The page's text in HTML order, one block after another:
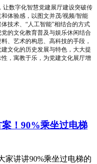
让数字化智慧党建展厅建设突破传
体验感，以图文并茂/视频/智能
技术、“人工智能”相结合的方式
的文化教育普及与娱乐休闲结合
、艺术的构思、高科技的手段，
文化的历史发展与特色，大大提
，寓教于乐，为党建文化展厅增
！90%乘坐过电梯
家讲讲90%乘坐过电梯的